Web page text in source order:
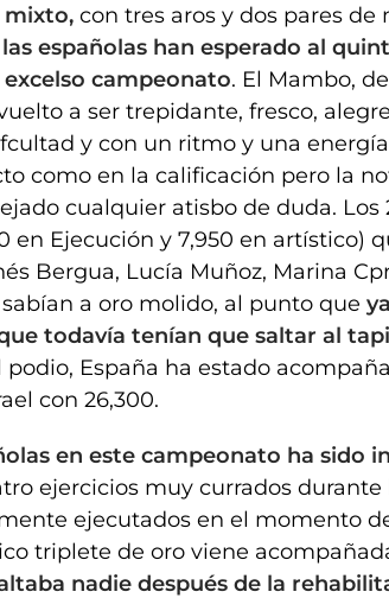
mixto, con tres aros y dos pares de
las españolas han esperado al
campeonato. El Mambo,
a ser trepidante, fresco,
y con un ritmo y una
como en la calificación pero la
cualquier atisbo de duda. Los
en Ejecución y 7,950 en artístico)
Bergua, Lucía Muñoz, Marina
a oro molido, al punto que
todavía tenían que saltar al
podio, España ha estado
con 26,300.
en este campeonato ha sido
ejercicios muy currados
ejecutados en el momento
triplete de oro viene
nadie después de la